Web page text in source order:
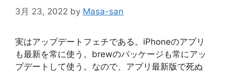
3月 23, 2022 by Masa-san
実はアップデートフェチである。iPhoneのアプリ
も最新を常に使う。brewのパッケージも常にアッ
プデートして使う。なので、アプリ最新版で死ぬ